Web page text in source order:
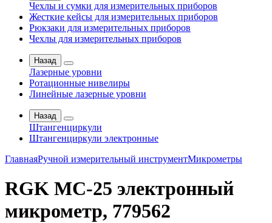
Чехлы и сумки для измерительных приборов
Жесткие кейсы для измерительных приборов
Рюкзаки для измерительных приборов
Чехлы для измерительных приборов
Назад
Лазерные уровни
Ротационные нивелиры
Линейные лазерные уровни
Назад
Штангенциркули
Штангенциркули электронные
ГлавнаяРучной измерительный инструментМикрометры
RGK MC-25 электронный
микрометр, 779562